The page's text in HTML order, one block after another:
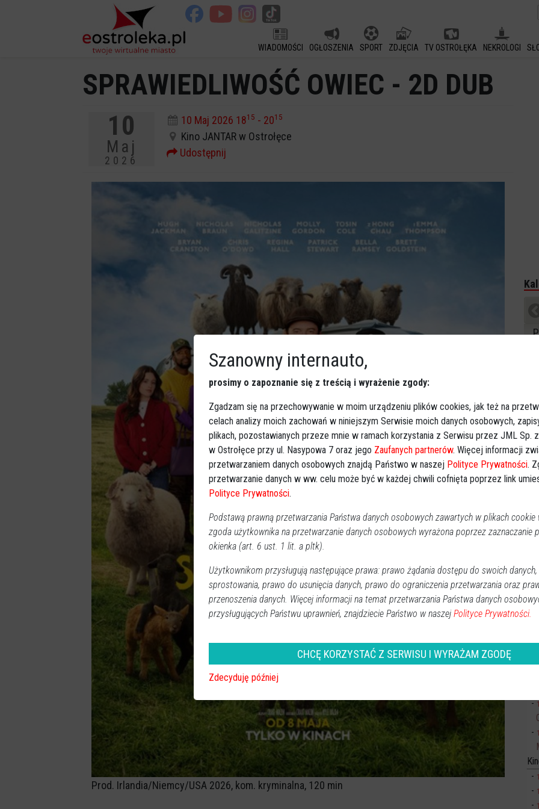
WIADOMOŚCI OGŁOSZENIA SPORT ZDJĘCIA TV OSTROŁĘKA NEKROLOGI
SPRAWIEDLIWOŚĆ OWIEC - 2D DUB
10
Maj
2026
10 Maj 2026 1815 - 2015
Kino JANTAR w Ostrołęce
Udostępnij
Prod. Irlandia/Niemcy/USA 2026, kom. kryminalna, 120 min
Szanowny internauto,
prosimy o zapoznanie się z treścią i wyrażenie zgody:
Zgadzam się na przechowywanie w moim urządzeniu plików cookies, jak też na
celach analizy moich zachowań w niniejszym Serwisie moich danych osobowych,
plikach, pozostawianych przeze mnie w ramach korzystania z Serwisu przez JML Sp.
w Ostrołęce przy ul. Nasypowa 7 oraz jego Zaufanych partnerów. Więcej informacji
przetwarzaniem danych osobowych znajdą Państwo w naszej Polityce Prywatności.
przetwarzanie danych w ww. celu może być w każdej chwili cofnięta poprzez link
Polityce Prywatności.
Podstawą prawną przetwarzania Państwa danych osobowych zawartych w plikach cookie
zgoda użytkownika na przetwarzanie danych osobowych wyrażona poprzez zaznaczanie
okienka (art. 6 ust. 1 lit. a pltk).
Użytkownikom przysługują następujące prawa: prawo żądania dostępu do swoich
sprostowania, prawo do usunięcia danych, prawo do ograniczenia przetwarzania oraz
przenoszenia danych. Więcej informacji na temat przetwarzania Państwa danych
przysługujących Państwu uprawnień, znajdziecie Państwo w naszej Polityce Prywatności.
CHCĘ KORZYSTAĆ Z SERWISU I WYRAŻAM ZGODĘ
Zdecyduję później